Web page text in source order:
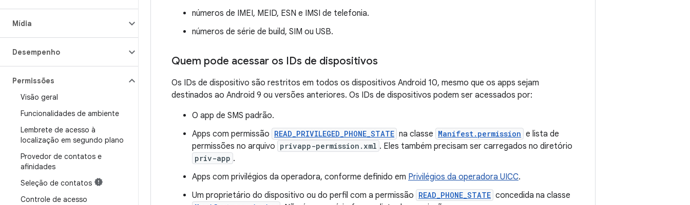
Mídia
Desempenho
Permissões
Visão geral
Funcionalidades de ambiente
Lembrete de acesso à
localização em segundo plano
Provedor de contatos e
afinidades
Seleção de contatos
Controle de acesso
números de IMEI, MEID, ESN e IMSI de telefonia.
números de série de build, SIM ou USB.
Quem pode acessar os IDs de dispositivos
Os IDs de dispositivo são restritos em todos os dispositivos Android 10, mesmo que os apps sejam
destinados ao Android 9 ou versões anteriores. Os IDs de dispositivos podem ser acessados por:
O app de SMS padrão.
Apps com permissão READ_PRIVILEGED_PHONE_STATE na classe Manifest.permission e lista de
permissões no arquivo privapp-permission.xml . Eles também precisam ser carregados no diretório
priv-app .
Apps com privilégios da operadora, conforme definido em Privilégios da operadora UICC.
Um proprietário do dispositivo ou do perfil com a permissão READ_PHONE_STATE concedida na classe